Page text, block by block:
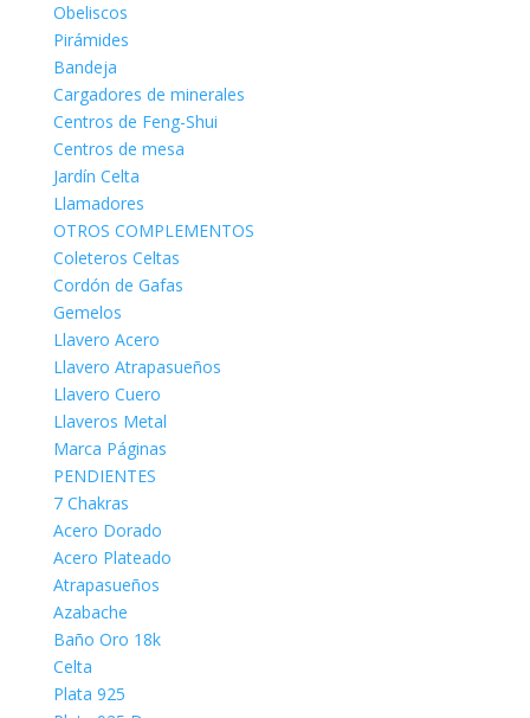
Obeliscos
Pirámides
Bandeja
Cargadores de minerales
Centros de Feng-Shui
Centros de mesa
Jardín Celta
Llamadores
OTROS COMPLEMENTOS
Coleteros Celtas
Cordón de Gafas
Gemelos
Llavero Acero
Llavero Atrapasueños
Llavero Cuero
Llaveros Metal
Marca Páginas
PENDIENTES
7 Chakras
Acero Dorado
Acero Plateado
Atrapasueños
Azabache
Baño Oro 18k
Celta
Plata 925